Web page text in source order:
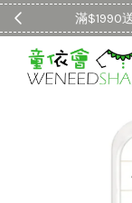
滿$1990
您的